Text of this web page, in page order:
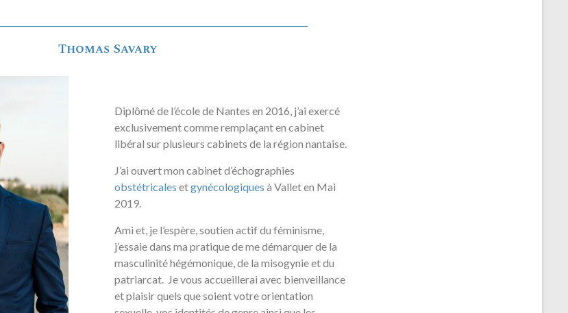
Thomas Savary
Diplômé de l’école de Nantes en 2016, j’ai exercé
exclusivement comme remplaçant en cabinet
libéral sur plusieurs cabinets de la région nantaise.
J’ai ouvert mon cabinet d’échographies
obstétricales etgynécologiques à Vallet en Mai
2019.
Ami et, je l’espère, soutien actif du féminisme,
j’essaie dans ma pratique de me démarquer de la
masculinité hégémonique, de la misogynie et du
patriarcat. Je vous accueillerai avec bienveillance
et plaisir quels que soient votre orientation